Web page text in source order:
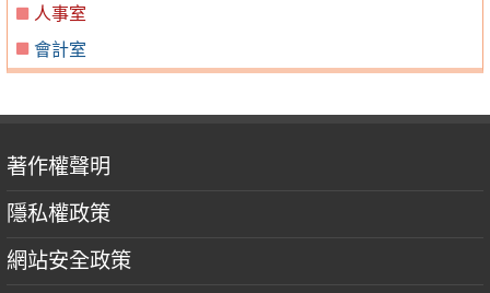
人事室
會計室
著作權聲明
隱私權政策
網站安全政策